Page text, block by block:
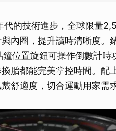
的技術進步，全球限量
內圈，提升讀時清晰度。
位置旋鈕可操作倒數計時
胎都能完美掌控時間。配
舒適度，切合運動用家需求